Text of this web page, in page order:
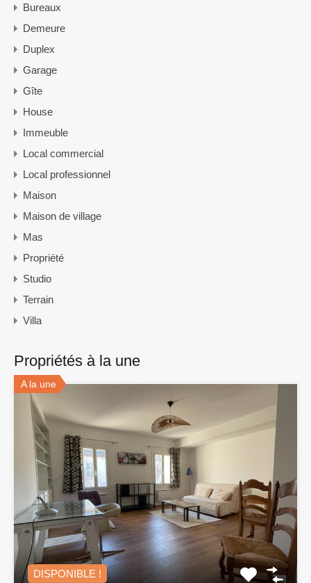
Bureaux
Demeure
Duplex
Garage
Gîte
House
Immeuble
Local commercial
Local professionnel
Maison
Maison de village
Mas
Propriété
Studio
Terrain
Villa
Propriétés à la une
A la une
DISPONIBLE !